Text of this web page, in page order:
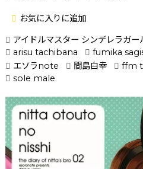
お気に入りに追加
アイドルマスター シンデレラガー
arisu tachibana
fumika
エソラnote
間島白幸 ffm
sole male